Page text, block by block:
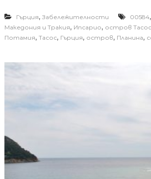
Гърция, Забележителности 00584,
Македония и Тракия, Ипсарио, остров Тасос
Потамия, Тасос, Гърция, остров, Планина,